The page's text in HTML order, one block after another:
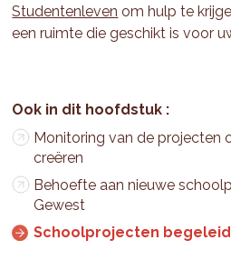
Studentenleven om hulp te
een ruimte die geschikt is voor
Monitoring van de projecten
creëren
Behoefte aan nieuwe
Gewest
Schoolprojecten